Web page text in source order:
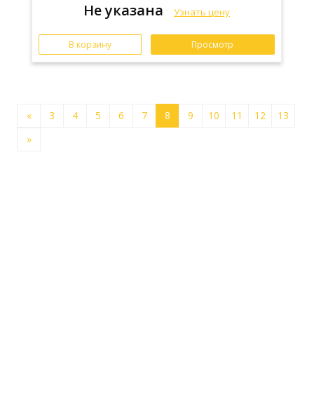
Не указана Узнать цену
В корзину Просмотр
« 3 4 5 6 7 8 9 10 11 12
13
»